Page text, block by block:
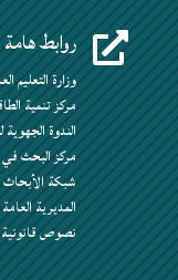
 روابط هامة
وزارة التعليم
مركز تنمية
الندوة
مركز البحث في
شبكة الأبحاث
المديرية
نصوص قانونية